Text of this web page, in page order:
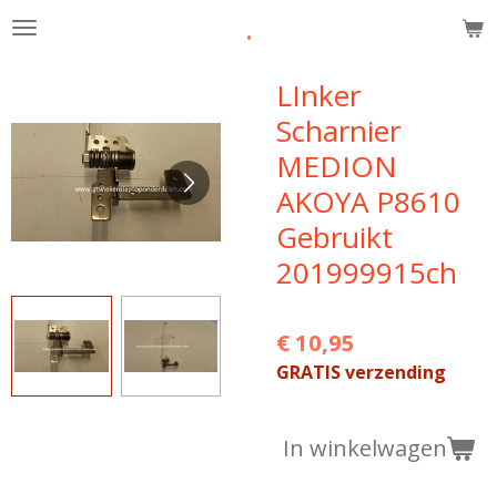
Ga
hoofdinhoud
.
LInker
Scharnier
MEDION
AKOYA P8610
Gebruikt
201999915ch
€ 10,95
GRATIS verzending
In winkelwagen